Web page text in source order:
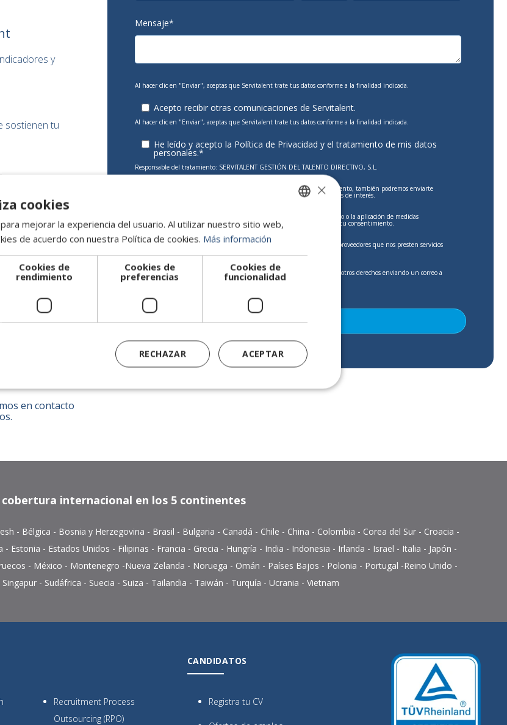
y
sostienen tu
la intuición:
Check y
de talento
e
en contacto
Mensaje*
Al hacer clic en "Enviar", aceptas que Servitalent trate tus datos conforme a la finalidad indicada.
Acepto recibir otras comunicaciones de Servitalent.
Al hacer clic en "Enviar", aceptas que Servitalent trate tus datos conforme a la finalidad indicada.
He leído y acepto la Política de Privacidad y el tratamiento de mis datos
personales.*
Responsable del tratamiento: SERVITALENT GESTIÓN DEL TALENTO DIRECTIVO, S.L.
Gestionar y responder a tu consulta. Si nos das tu consentimiento, también podremos enviarte
información sobre nuestros servicios, oportunidades laborales y contenidos de interés.
La base legal para gestionar tu solicitud es el interés legítimo o la aplicación de medidas
precontractuales. Para el envío de comunicaciones comerciales, la base es tu consentimiento.
Destinatarios:No cederemos tus datos a terceros, salvo obligación legal o proveedores que nos presten servicios
Derechos: Puedes acceder, rectificar y suprimir tus datos, así como ejercer otros derechos enviando un correo a
dpd@atdata.es. Más información en nuestraPolítica de Privacidad
cobertura internacional en los 5 continentes
- Bélgica - Bosnia y Herzegovina - Brasil - Bulgaria - Canadá - Chile - China - Colombia - Corea del Sur - Croacia -
- Estonia - Estados Unidos - Filipinas - Francia - Grecia - Hungría - India - Indonesia - Irlanda - Israel - Italia - Japón -
- México - Montenegro -Nueva Zelanda - Noruega - Omán - Países Bajos - Polonia - Portugal -Reino Unido -
Singapur - Sudáfrica - Suecia - Suiza - Tailandia - Taiwán - Turquía - Ucrania - Vietnam
Recruitment Process
Outsourcing (RPO)
CANDIDATOS
Registra tu CV
SPANISH
PORTUGUESE
×
cookies
mejorar la experiencia del usuario. Al utilizar nuestro sitio web,
de acuerdo con nuestra Política de cookies. Más información
Cookies de
rendimiento
Cookies de
preferencias
Cookies de
funcionalidad
ACEPTAR
RECHAZAR